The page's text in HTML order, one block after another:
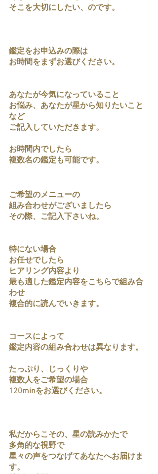
そこを大切にしたい、のです。
鑑定をお申込みの際は
お時間をまずお選びください。
あなたが今気になっていること
お悩み、あなたが星から知りたいこと
など
ご記入していただきます。
お時間内でしたら
複数名の鑑定も可能です。
ご希望のメニューの
組み合わせがございましたら
その際、ご記入下さいね。
特にない場合
お任せでしたら
ヒアリング内容より
最も適した鑑定内容をこちらで組み合
わせ
複合的に読んでいきます。
コースによって
鑑定内容の組み合わせは異なります。
たっぷり、じっくりや
複数人をご希望の場合
120minをお選びください。
私だからこその、星の読みかたで
多角的な視野で
星々の声をつなげてあなたへお届けま
す。